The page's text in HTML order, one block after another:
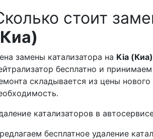
стоит
замены катализатора на Kia (Киа)
бесплатно и
складывается из цены
катализаторов в
бесплатное удаление